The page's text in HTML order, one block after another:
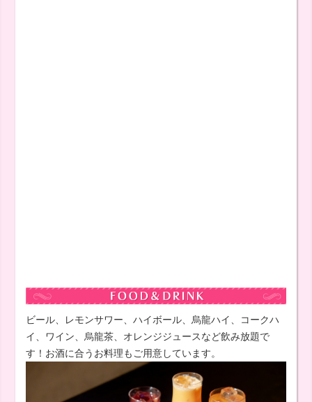
ビール、レモンサワー、ハイボール、烏龍ハイ、コークハ
イ、ワイン、烏龍茶、オレンジジュースなど飲み放題で
す！お酒に合うお料理もご用意しています。